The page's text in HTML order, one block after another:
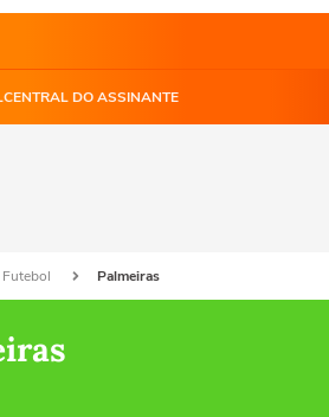
CENTRAL DO ASSINANTE
Futebol Palmeiras